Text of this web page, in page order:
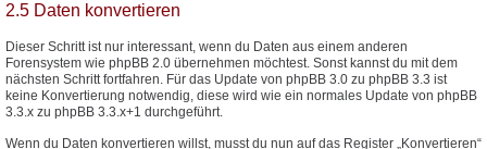
2.5 Daten konvertieren
Dieser Schritt ist nur interessant, wenn du Daten aus einem anderen
Forensystem wie phpBB 2.0 übernehmen möchtest. Sonst kannst du mit dem
nächsten Schritt fortfahren. Für das Update von phpBB 3.0 zu phpBB 3.3 ist
keine Konvertierung notwendig, diese wird wie ein normales Update von phpBB
3.3.x zu phpBB 3.3.x+1 durchgeführt.
Wenn du Daten konvertieren willst, musst du nun auf das Register „Konvertieren“